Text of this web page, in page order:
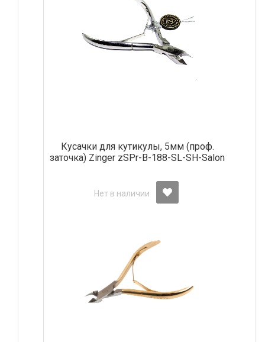
Кусачки для кутикулы, 5мм (проф.
заточка) Zinger zSPr-B-188-SL-SH-Salon
Нет в наличии